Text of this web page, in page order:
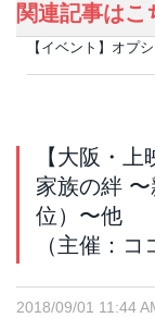
関連記事はこ
【イベント】オプ
【大阪・
家族の絆
位）〜他
（主催：コ
2018/09/01 11:44